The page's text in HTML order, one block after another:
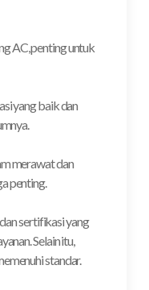
AC, penting untuk
yang baik dan
merawat dan
penting.
sertifikasi yang
Selain itu,
standar.